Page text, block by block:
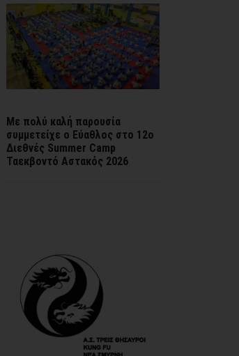
Mε πολύ καλή παρουσία
συμμετείχε ο Εύαθλος στο 12ο
Διεθνές Summer Camp
Ταεκβοντό Αστακός 2026